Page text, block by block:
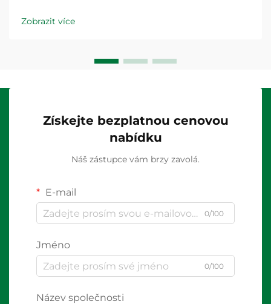
Zobrazit více
Získejte bezplatnou cenovou
nabídku
Náš zástupce vám brzy zavolá.
E-mail
0/100
Jméno
0/100
Název společnosti